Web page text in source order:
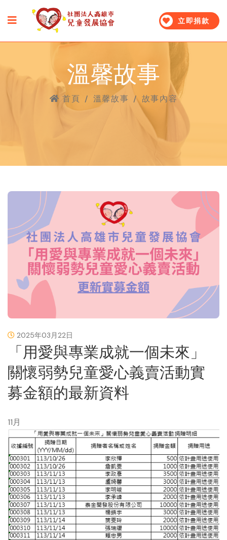
立即捐款
溫馨故事
首頁 / 溫馨故事 / 故事內容
2025年03月22日
「用愛與專業成就一個未來」
關懷弱勢兒童愛心義賣活動實
募金額的最新資料
11月